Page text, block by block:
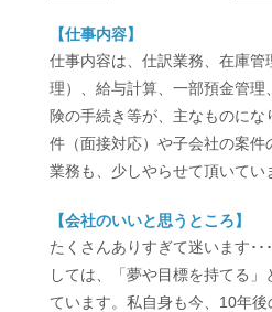
【仕事内容】
仕事内容は、仕訳業務、在庫管
理）、給与計算、一部預金管理
険の手続き等が、主なものに
件（面接対応）や子会社の案件
業務も、少しやらせて頂いてい
【会社のいいと思うところ】
たくさんありすぎて迷います･･
しては、「夢や目標を持てる
ています。私自身も今、10年